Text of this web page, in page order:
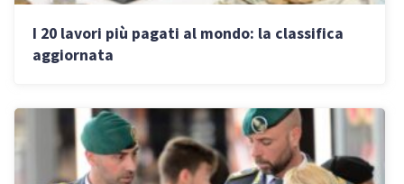
I 20 lavori più pagati al mondo: la classifica
aggiornata